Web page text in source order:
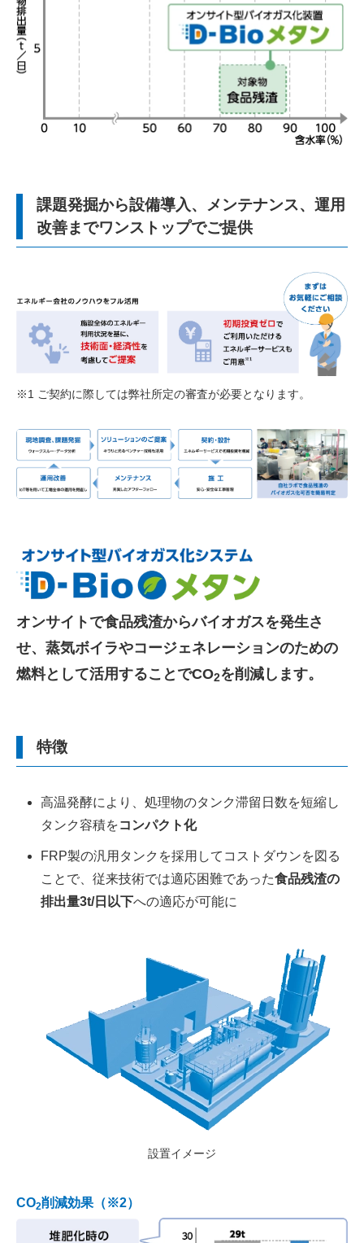
課題発掘から設備導入、メンテナンス、運用
改善までワンストップでご提供
※1 ご契約に際しては弊社所定の審査が必要となります。
オンサイトで食品残渣からバイオガスを発生さ
せ、蒸気ボイラやコージェネレーションのための
燃料として活用することでCO2を削減します。
特徴
高温発酵により、処理物のタンク滞留日数を短縮し
タンク容積をコンパクト化
FRP製の汎用タンクを採用してコストダウンを図る
ことで、従来技術では適応困難であった食品残渣の
排出量3t/日以下への適応が可能に
設置イメージ
CO2削減効果（※2）